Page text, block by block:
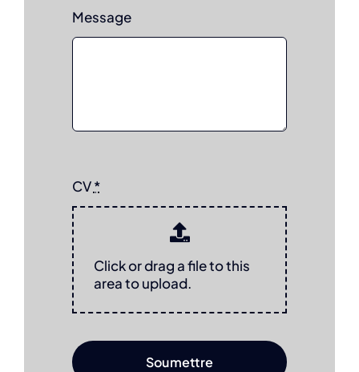
Message
CV*
Click or drag a file to this
area to upload.
Soumettre